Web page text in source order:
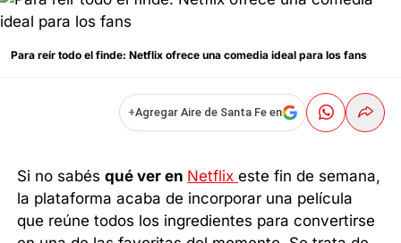
Para reír todo el finde: Netflix ofrece una comedia ideal para los fans
+Agregar Aire de Santa Fe en
Si no sabésqué ver en Netflixeste fin de semana,
la plataforma acaba de incorporar una película
que reúne todos los ingredientes para convertirse